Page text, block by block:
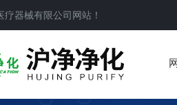
器械有限公司网站！